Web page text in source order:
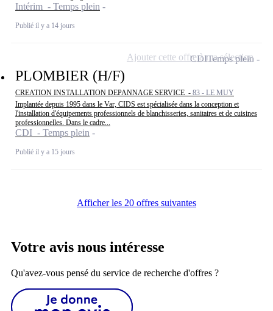
Intérim - Temps plein
Publié il y a 14 jours
PLOMBIER (H/F)
CREATION INSTALLATION DEPANNAGE SERVICE - 83 - LE MUY
Implantée depuis 1995 dans le Var, CIDS est spécialisée dans la conception et
l'installation d'équipements professionnels de blanchisseries, sanitaires et de cuisines
professionnelles. Dans le cadre...
CDI - Temps plein
Publié il y a 15 jours
CDITemps plein
Ajouter cette offre à ma sélection
Afficher les 20 offres suivantes
Votre avis nous intéresse
Qu'avez-vous pensé du service de recherche d'offres ?